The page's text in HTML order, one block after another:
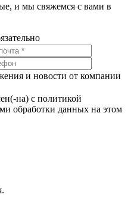
и мы свяжемся с вами в
и новости от компании
на) с политикой
обработки данных на этом